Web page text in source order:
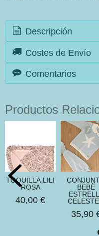
Descripción
Costes de Envío
Comentarios
Productos
TOQUILLA LILI
ROSA
40,00 €
BEBÈ
35,90